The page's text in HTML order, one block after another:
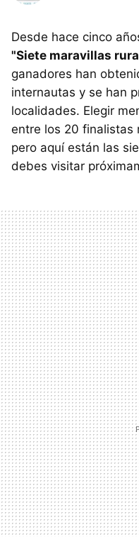
Desde hace cinco
"Siete maravillas
ganadores han
internautas y se han
localidades. Elegir
entre los 20 finalistas
pero aquí están las
debes visitar